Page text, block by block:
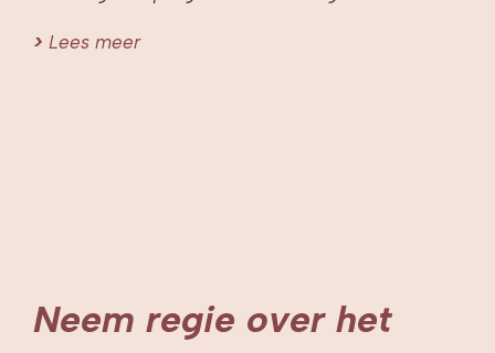
Lees meer
Neem regie over het